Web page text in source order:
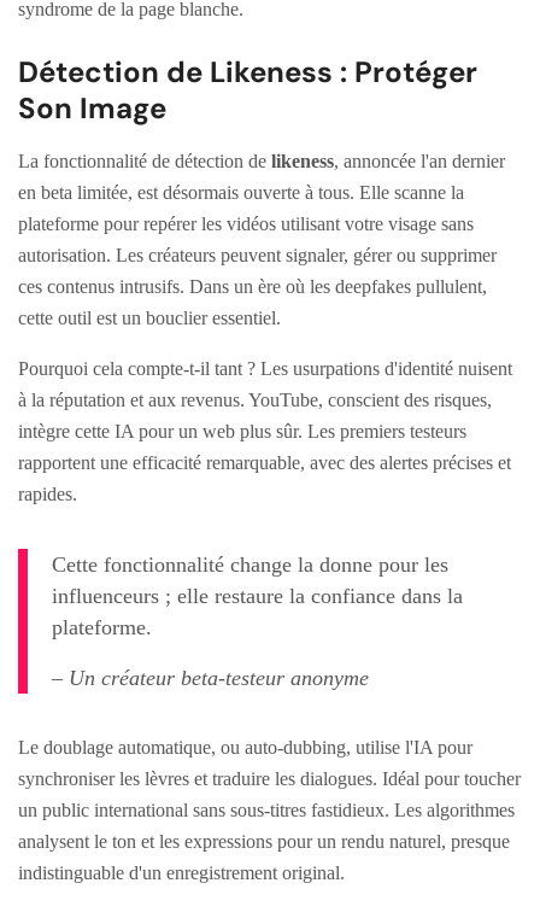
syndrome de la page blanche.
Détection de Likeness : Protéger
Son Image
La fonctionnalité de détection de likeness, annoncée l'an dernier
en beta limitée, est désormais ouverte à tous. Elle scanne la
plateforme pour repérer les vidéos utilisant votre visage sans
autorisation. Les créateurs peuvent signaler, gérer ou supprimer
ces contenus intrusifs. Dans un ère où les deepfakes pullulent,
cette outil est un bouclier essentiel.
Pourquoi cela compte-t-il tant ? Les usurpations d'identité nuisent
à la réputation et aux revenus. YouTube, conscient des risques,
intègre cette IA pour un web plus sûr. Les premiers testeurs
rapportent une efficacité remarquable, avec des alertes précises et
rapides.
Cette fonctionnalité change la donne pour les
influenceurs ; elle restaure la confiance dans la
plateforme.
– Un créateur beta-testeur anonyme
Le doublage automatique, ou auto-dubbing, utilise l'IA pour
synchroniser les lèvres et traduire les dialogues. Idéal pour toucher
un public international sans sous-titres fastidieux. Les algorithmes
analysent le ton et les expressions pour un rendu naturel, presque
indistinguable d'un enregistrement original.